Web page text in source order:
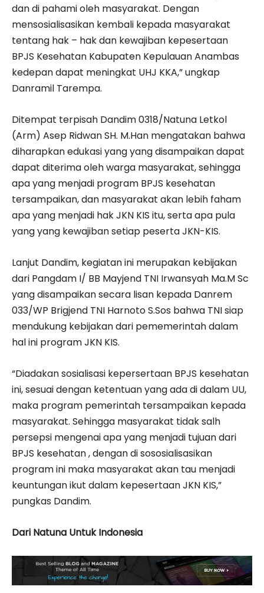
dan di pahami oleh masyarakat. Dengan
mensosialisasikan kembali kepada masyarakat
tentang hak – hak dan kewajiban kepesertaan
BPJS Kesehatan Kabupaten Kepulauan Anambas
kedepan dapat meningkat UHJ KKA,” ungkap
Danramil Tarempa.
Ditempat terpisah Dandim 0318/Natuna Letkol
(Arm) Asep Ridwan SH. M.Han mengatakan bahwa
diharapkan edukasi yang yang disampaikan dapat
dapat diterima oleh warga masyarakat, sehingga
apa yang menjadi program BPJS kesehatan
tersampaikan, dan masyarakat akan lebih faham
apa yang menjadi hak JKN KIS itu, serta apa pula
yang yang kewajiban setiap peserta JKN-KIS.
Lanjut Dandim, kegiatan ini merupakan kebijakan
dari Pangdam I/ BB Mayjend TNI Irwansyah Ma.M Sc
yang disampaikan secara lisan kepada Danrem
033/WP Brigjend TNI Harnoto S.Sos bahwa TNI siap
mendukung kebijakan dari pememerintah dalam
hal ini program JKN KIS.
“Diadakan sosialisasi kepersertaan BPJS kesehatan
ini, sesuai dengan ketentuan yang ada di dalam UU,
maka program pemerintah tersampaikan kepada
masyarakat. Sehingga masyarakat tidak salh
persepsi mengenai apa yang menjadi tujuan dari
BPJS kesehatan , dengan di sososialisasikan
program ini maka masyarakat akan tau menjadi
keuntungan ikut dalam kepesertaan JKN KIS,”
pungkas Dandim.
Dari Natuna Untuk Indonesia